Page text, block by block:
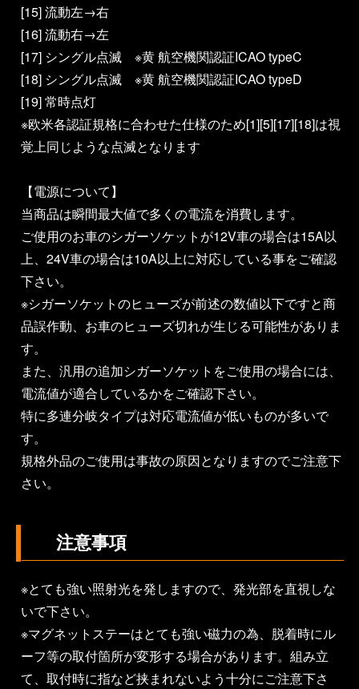
[15] 流動左→右
[16] 流動右→左
[17] シングル点滅 ※黄 航空機関認証ICAO typeC
[18] シングル点滅 ※黄 航空機関認証ICAO typeD
[19] 常時点灯
※欧米各認証規格に合わせた仕様のため[1][5][17][18]は視
覚上同じような点滅となります
【電源について】
当商品は瞬間最大値で多くの電流を消費します。
ご使用のお車のシガーソケットが12V車の場合は15A以
上、24V車の場合は10A以上に対応している事をご確認
下さい。
※シガーソケットのヒューズが前述の数値以下ですと商
品誤作動、お車のヒューズ切れが生じる可能性がありま
す。
また、汎用の追加シガーソケットをご使用の場合には、
電流値が適合しているかをご確認下さい。
特に多連分岐タイプは対応電流値が低いものが多いで
す。
規格外品のご使用は事故の原因となりますのでご注意下
さい。
注意事項
※とても強い照射光を発しますので、発光部を直視しな
いで下さい。
※マグネットステーはとても強い磁力の為、脱着時にル
ーフ等の取付箇所が変形する場合があります。組み立
て、取付時に指など挟まれないよう十分にご注意下さ